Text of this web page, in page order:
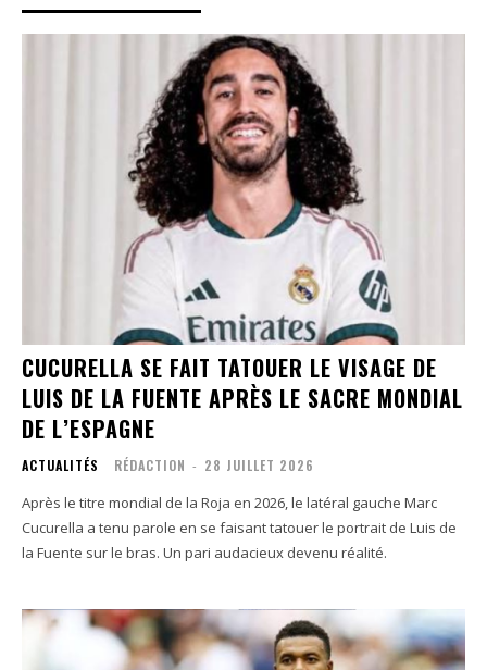
CUCURELLA SE FAIT TATOUER LE VISAGE DE
LUIS DE LA FUENTE APRÈS LE SACRE MONDIAL
DE L’ESPAGNE
ACTUALITÉS RÉDACTION - 28 JUILLET 2026
Après le titre mondial de la Roja en 2026, le latéral gauche Marc
Cucurella a tenu parole en se faisant tatouer le portrait de Luis de
la Fuente sur le bras. Un pari audacieux devenu réalité.